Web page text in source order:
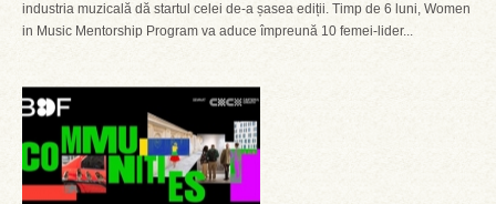
industria muzicală dă startul celei de-a șasea ediții. Timp de 6 luni, Women
in Music Mentorship Program va aduce împreună 10 femei-lider...